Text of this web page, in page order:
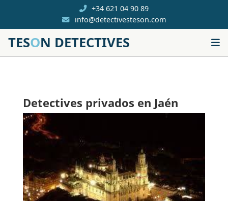
+34 621 04 90 89
info@detectivesteson.com
TESON DETECTIVES
Detectives privados en Jaén